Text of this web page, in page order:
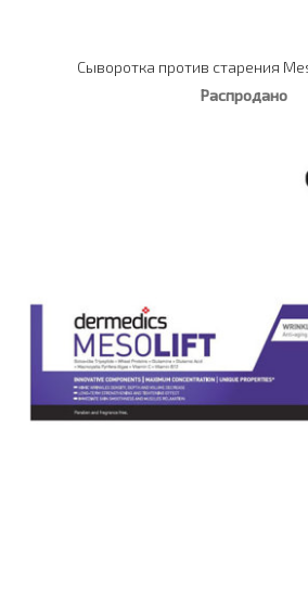
Сыворотка против старения
Распродано